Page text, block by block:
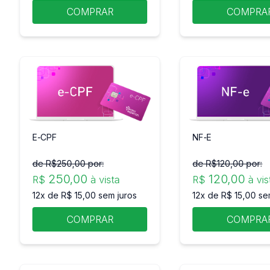
COMPRAR
E-CPF
de R$250,00 por:
R$ 250,00 à vista
12x de R$ 15,00 sem juros
COMPRAR
NF-E
de R$120,00 por:
R$ 120,00 à
12x de R$ 15,00